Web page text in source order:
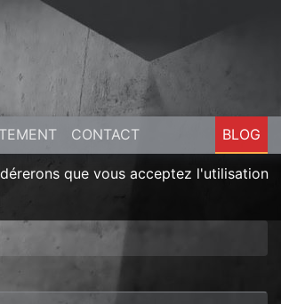
CONTACT BLOG
que vous acceptez l'utilisation